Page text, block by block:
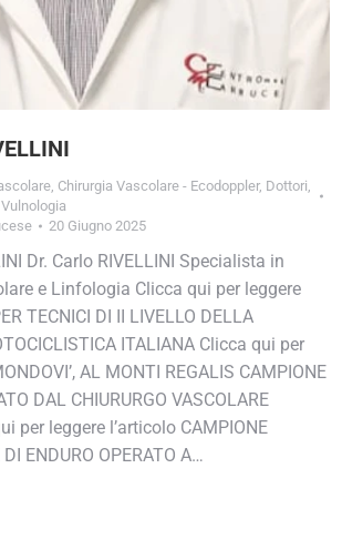
, Chirurgia Vascolare - Ecodoppler, Dottori,
Vulnologia
20 Giugno 2025
Dr. Carlo RIVELLINI Specialista in
e Linfologia Clicca qui per leggere
TECNICI DI II LIVELLO DELLA
ITALIANA Clicca qui per
AL MONTI REGALIS CAMPIONE
DAL CHIURURGO VASCOLARE
per leggere l’articolo CAMPIONE
DI ENDURO OPERATO A…